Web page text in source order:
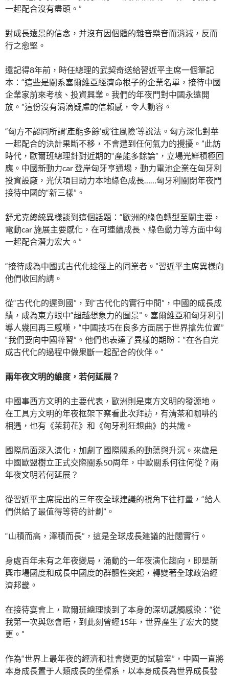
一起配合沒有盡頭。”
對成長遠景的信念，并沒有因個體的雜音樂音而消減，反而
行之愈堅。
還記得8年前，時任總理的武契奇送給習近平主席一個筆記
本：“這些是關系塞爾維亞經濟命根子的企業名單，接待中國
企業家前來考核、投資興業。我們的年夜門對中國永遠開
放。”這份沒有涓滴疑慮的信賴感，令人動容。
“匈方不認同所謂‘產能多餘’或‘往風險’等說法。匈方深化對華
一起配合的決計果斷不移，不會遭到任何氣力的攪擾。”此訪
時代，歐爾班總理針對近期的“產能多餘論”，立場光鮮積極回
應。中國新動力car 登岸匈牙亨通場，動力電池企業在匈牙利
投資設廠，光伏項目助力本地綠色成長……匈牙利關閉年夜門
接待中國的“新三樣”。
舒尤克總統異樣談到這個話題：“歐洲的綠色轉型至關主要，
電動car 施展主要感化，在可連續成長、綠色動力等方面中匈
一起配合潛力宏大。”
“接待成為中國式古代化途徑上的同業者。”習近平主席異樣向
他們收回約請。
從“古代化的遲到國”，到“古代化的實行中間”，中國的成長成
績，成為東方眼中“超越想象力的圖景”。塞爾維亞和匈牙利引
導人幾回再三感嘆，“中國技巧在良多方面居于世界搶先位置”
“我們要向中國粹習”。他們也表達了異樣的期盼：“在各自完
成古代化的過程中做果斷一起配合的伙伴。”
兩年夜文明的維度，若何延展？
中國事西方文明的主要代表，歐洲則是東方文明的發源地。
在工具方文明的年夜框架下察看此次拜訪，有清茶和咖啡的
相遇，也有《茉莉花》和《匈牙利狂想曲》的共識。
國際局面深入演化，加劇了國際關系的動蕩與升沉。來歲是
中國歐盟樹立正式交際關系50周年，中歐關系何往何從？兩
年夜文明若何延展？
從習近平主席提出的三年夜全球建議的視角下往打量，“給人
們供給了最值得等待的計劃”。
“山積而高，澤積而長”，這是全球成長建議的壯闊實行。
身處百年未有之年夜變局，涌動的一年夜演化趨向，即是新
興市場國度和成長中國度的群體性突起，轉變著全球政治經
濟邦畿。
在接待宴會上，歐爾班總理談到了本身的深切感觸感染：“從
我第一次與您會晤，到此刻曾經15年，世界產生了宏大的變
更。”
作為“世界上最年夜的經濟和社會變更的試驗室”，中國一直將
本身成長置于人類成長的坐標系，以本身成長為世界成長發